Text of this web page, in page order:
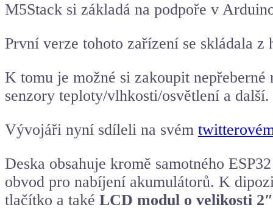
M5Stack si základá na podpoře v
První verze tohoto zařízení se skládala
K tomu je možné si zakoupit
senzory teploty/vlhkosti/osvětlení a další.
Vývojáři nyní sdíleli na svém
Deska obsahuje kromě samotného ESP32
obvod pro nabíjení akumulátorů. K
tlačítko a také LCD modul o velikosti 2″